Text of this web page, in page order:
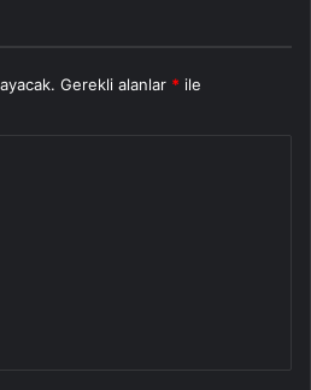
Gerekli alanlar * ile